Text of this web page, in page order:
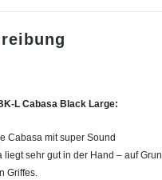
L Cabasa Black Large:
Cabasa mit super Sound
liegt sehr gut in der Hand – auf
Griffes.